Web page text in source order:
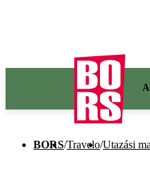
BORS/Travelo/Utazási